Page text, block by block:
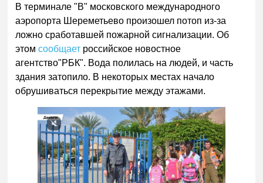
В терминале "В" московского международного
аэропорта Шереметьево произошел потоп из-за
ложно сработавшей пожарной сигнализации. Об
этом сообщает российское новостное
агентство"РБК". Вода полилась на людей, и часть
здания затопило. В некоторых местах начало
обрушиваться перекрытие между этажами.